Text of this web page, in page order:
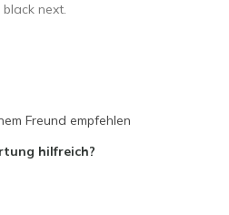
to size
next.
Freund empfehlen
hilfreich?